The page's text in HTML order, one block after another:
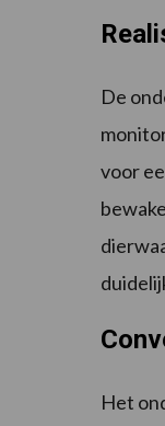
De
voor
Het